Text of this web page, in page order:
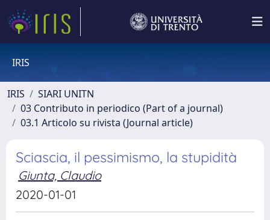
IRIS
IRIS
SIARI UNITN
03 Contributo in periodico (Part of a journal)
03.1 Articolo su rivista (Journal article)
Sciascia, il pessimismo, la stupidità
Giunta, Claudio
2020-01-01